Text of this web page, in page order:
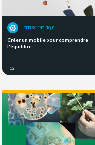
DÉFI SCIENTIFIQUE
Créer un mobile pour comprendre
l'équilibre
C2